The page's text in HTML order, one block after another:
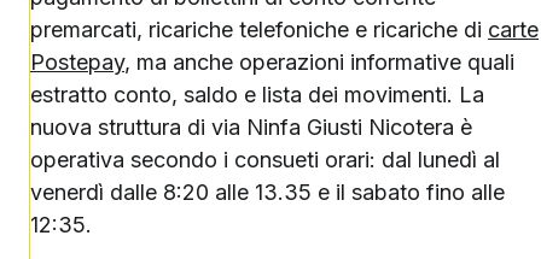
premarcati, ricariche telefoniche e ricariche di carte
Postepay, ma anche operazioni informative quali
estratto conto, saldo e lista dei movimenti. La
nuova struttura di via Ninfa Giusti Nicotera è
operativa secondo i consueti orari: dal lunedì al
venerdì dalle 8:20 alle 13.35 e il sabato fino alle
12:35.